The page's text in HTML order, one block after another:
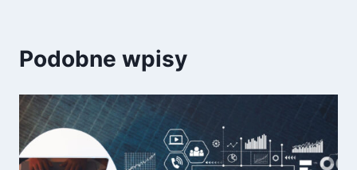
Podobne wpisy